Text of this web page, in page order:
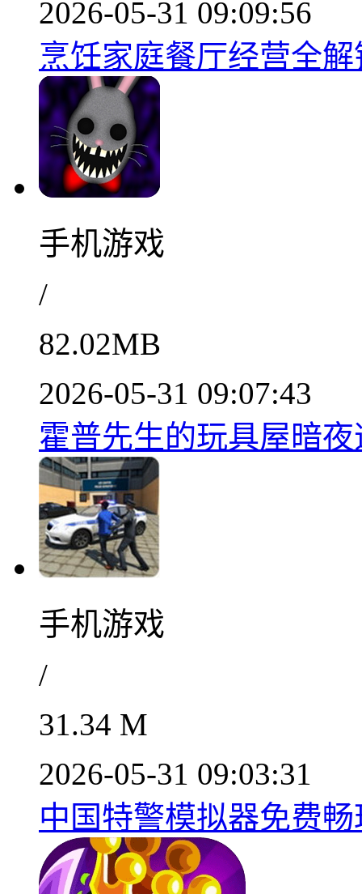
2026-05-31 09:09:56
烹饪家庭餐厅经营全
手机游戏
/
82.02MB
2026-05-31 09:07:43
霍普先生的玩具屋暗
手机游戏
/
31.34 M
2026-05-31 09:03:31
中国特警模拟器免费